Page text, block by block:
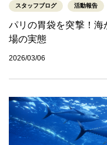
スタッフブログ 活動報告
パリの胃袋を突撃！
場の実態
2026/03/06